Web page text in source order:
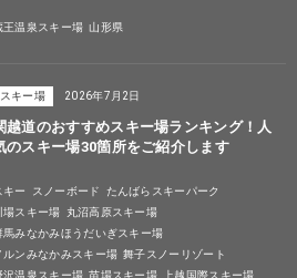
王温泉スキー場 山形県
スキー場 2026年7月2日
越道のおすすめスキー場ランキング！人
のスキー場30箇所をご紹介します
キー スノーボード
たんばらスキーパーク
場スキー場
丸沼高原スキー場
馬みなかみほうだいぎスキー場
ルンみなかみスキー場 舞子スノーリゾート
沢温泉スキー場 苗場スキー場 上越国際スキー場